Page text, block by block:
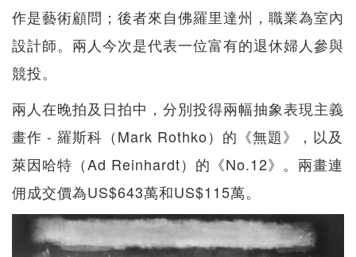
作是藝術顧問；後者來自佛羅里達州，職業為室內
設計師。兩人今次是代表一位富有的退休婦人參與
競投。
兩人在晚拍及日拍中，分別投得兩幅抽象表現主義
畫作 - 羅斯科（Mark Rothko）的《無題》，以及
萊因哈特（Ad Reinhardt）的《No.12》。兩畫連
佣成交價為US$643萬和US$115萬。